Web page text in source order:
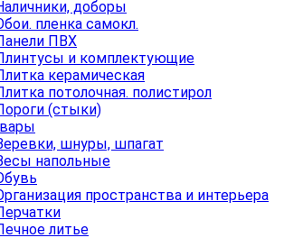
доборы
пленка самокл.
ПВХ
и комплектующие
керамическая
потолочная. полистирол
(стыки)
шнуры, шпагат
напольные
пространства и интерьера
литье